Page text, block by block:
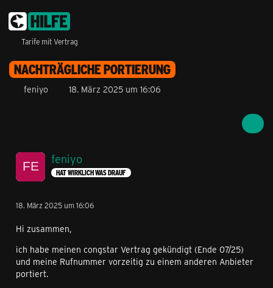
Tarife mit Vertrag
NACHTRÄGLICHE PORTIERUNG
feniyo 18. März 2025 um 16:06
feniyo
HAT WIRKLICH WAS DRAUF
18. März 2025 um 16:06
Hi zusammen,
ich habe meinen congstar Vertrag gekündigt (Ende 07/25)
und meine Rufnummer vorzeitig zu einem anderen Anbieter
portiert.